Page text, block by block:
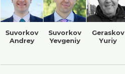
Suvorkov
Andrey
Suvorkov
Yevgeniy
Geraskov
Yuriy